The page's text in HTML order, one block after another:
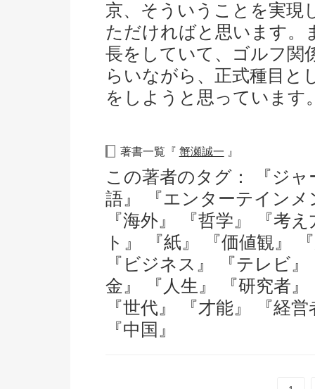
京、そういうことを実現
ただければと思います。
長をしていて、ゴルフ関
らいながら、正式種目と
をしようと思っています
著書一覧『 蟹瀬誠一 』
この著者のタグ：
『ジ
語』
『エンターテイン
『海外』
『哲学』
『考
ト』
『紙』 『価値観』
『ビジネス』
『テレビ』
金』
『人生』 『研究者』
『世代』
『才能』
『経
『中国』